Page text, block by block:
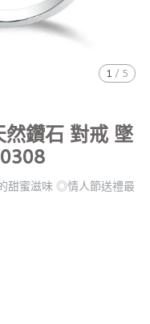
1 / 5
鑽石 對戒 墜
甜蜜滋味 ◎情人節送禮最